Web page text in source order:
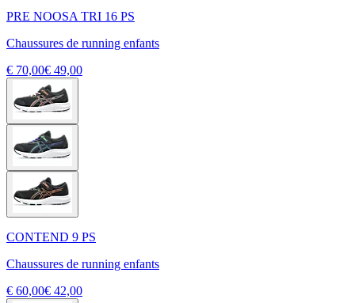
PRE NOOSA TRI 16 PS
Chaussures de running enfants
€ 70,00€ 49,00
CONTEND 9 PS
Chaussures de running enfants
€ 60,00€ 42,00